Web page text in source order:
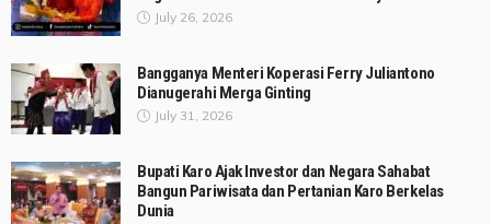
July 26, 2026
Bangganya Menteri Koperasi Ferry Juliantono
Dianugerahi Merga Ginting
July 31, 2026
Bupati Karo Ajak Investor dan Negara Sahabat
Bangun Pariwisata dan Pertanian Karo Berkelas
Dunia